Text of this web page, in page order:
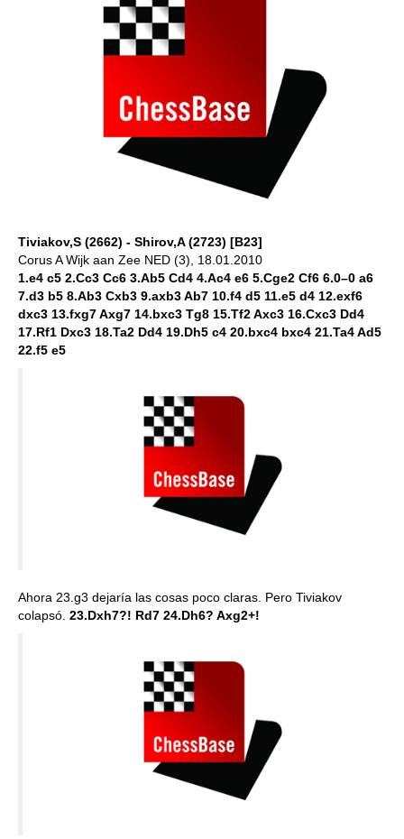
Tiviakov,S (2662) - Shirov,A (2723) [B23]
Corus A Wijk aan Zee NED (3), 18.01.2010
1.e4 c5 2.Cc3 Cc6 3.Ab5 Cd4 4.Ac4 e6 5.Cge2 Cf6 6.0–0 a6
7.d3 b5 8.Ab3 Cxb3 9.axb3 Ab7 10.f4 d5 11.e5 d4 12.exf6
dxc3 13.fxg7 Axg7 14.bxc3 Tg8 15.Tf2 Axc3 16.Cxc3 Dd4
17.Rf1 Dxc3 18.Ta2 Dd4 19.Dh5 c4 20.bxc4 bxc4 21.Ta4 Ad5
22.f5 e5
Ahora 23.g3 dejaría las cosas poco claras. Pero Tiviakov
colapsó. 23.Dxh7?! Rd7 24.Dh6? Axg2+!